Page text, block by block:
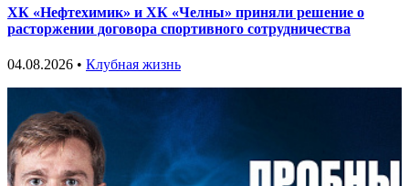
ХК «Нефтехимик» и ХК «Челны» приняли решение о
расторжении договора спортивного сотрудничества
04.08.2026 • Клубная жизнь